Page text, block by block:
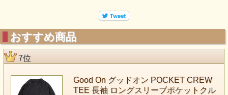
おすすめ商品
7位
Good On グッドオン POCKET CREW
TEE 長袖 ロングスリーブポケットクル